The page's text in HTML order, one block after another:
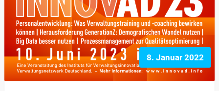
8. Januar 2022